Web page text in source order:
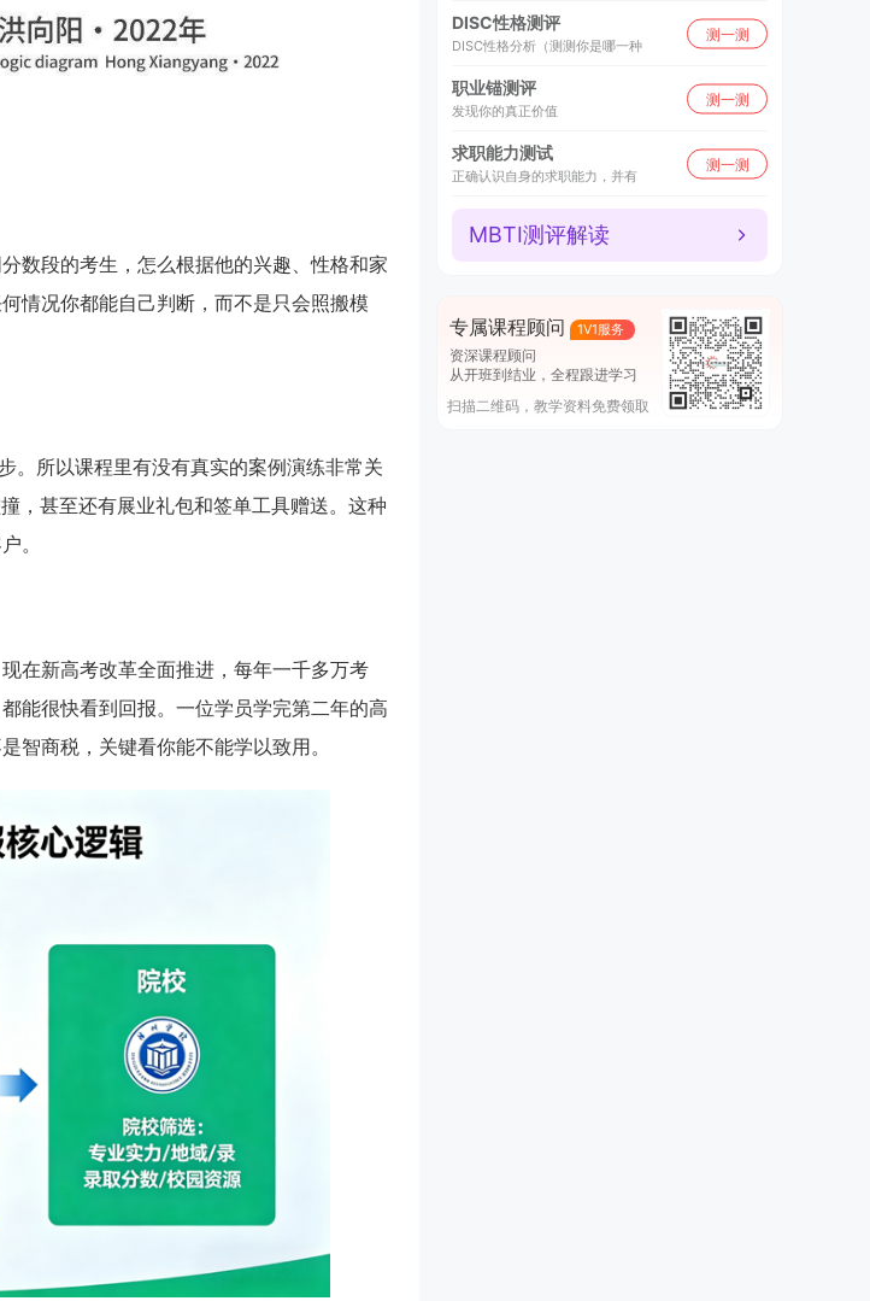
数段的考生，怎么根据他的兴趣、性格和家
情况你都能自己判断，而不是只会照搬模
。所以课程里有没有真实的案例演练非常关
，甚至还有展业礼包和签单工具赠送。这种
。
在新高考改革全面推进，每年一千多万考
能很快看到回报。一位学员学完第二年的高
智商税，关键看你能不能学以致用。
DISC性格测评
DISC性格分析（测测你是哪一种
测一测
职业锚测评
发现你的真正价值
测一测
求职能力测试
正确认识自身的求职能力，并有
测一测
MBTI测评解读
专属课程顾问 1V1服务
资深课程顾问
从开班到结业，全程跟进学习
扫描二维码，教学资料免费领取